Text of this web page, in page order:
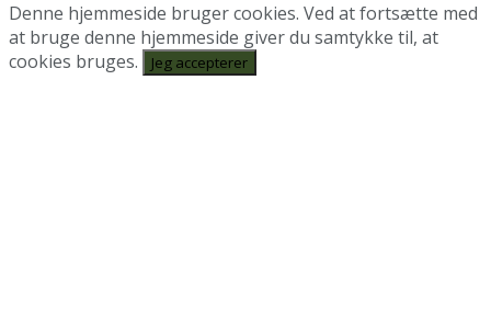
Denne hjemmeside bruger cookies. Ved at fortsætte med
at bruge denne hjemmeside giver du samtykke til, at
cookies bruges.
Jeg accepterer